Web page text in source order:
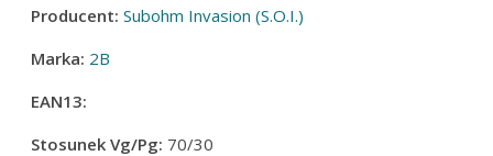
Producent: Subohm Invasion (S.O.I.)
Marka: 2B
EAN13:
Stosunek Vg/Pg: 70/30